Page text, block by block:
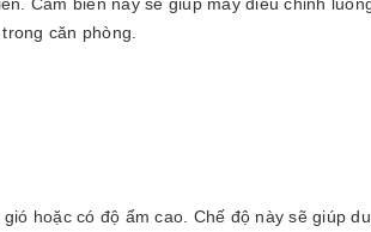
căn phòng.
hoặc có độ ẩm cao. Chế độ này sẽ giúp